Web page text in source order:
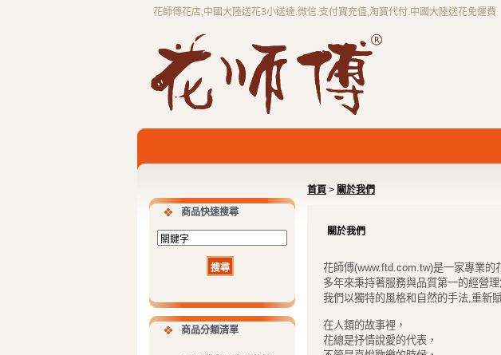
花師傅花店,中國大陸送花3小送達.微信.支付寶充值,淘寶代付.中國大陸送花免運費
商品快速搜尋
商品分類清單
首頁 > 關於我們
關於我們
花師傅(www.ftd.com.tw)是一家專業的
多年來秉持著服務與品質第一的經營
我們以獨特的風格和自然的手法,重新
在人類的故事裡，
花總是抒情說愛的代表，